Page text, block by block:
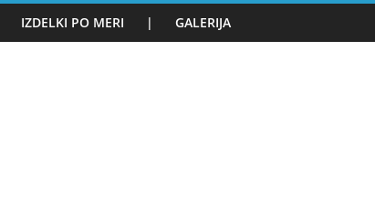
IZDELKI PO MERI | GALERIJA